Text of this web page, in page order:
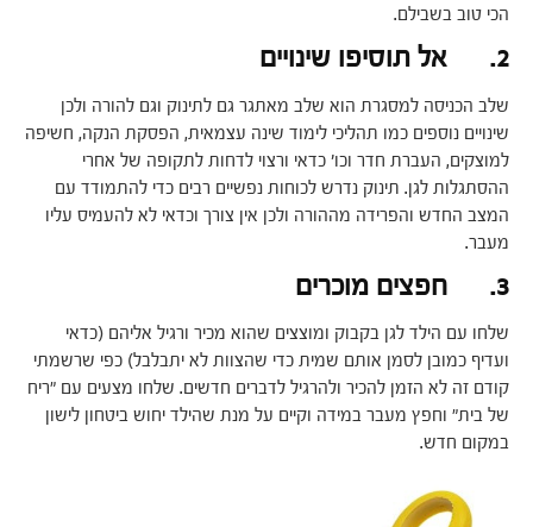
הכי טוב בשבילם.
2. אל תוסיפו שינויים
שלב הכניסה למסגרת הוא שלב מאתגר גם לתינוק וגם להורה ולכן
שינויים נוספים כמו תהליכי לימוד שינה עצמאית, הפסקת הנקה, חשיפה
למוצקים, העברת חדר וכו' כדאי ורצוי לדחות לתקופה של אחרי
ההסתגלות לגן. תינוק נדרש לכוחות נפשיים רבים כדי להתמודד עם
המצב החדש והפרידה מההורה ולכן אין צורך וכדאי לא להעמיס עליו
מעבר.
3. חפצים מוכרים
שלחו עם הילד לגן בקבוק ומוצצים שהוא מכיר ורגיל אליהם (כדאי
ועדיף כמובן לסמן אותם שמית כדי שהצוות לא יתבלבל) כפי שרשמתי
קודם זה לא הזמן להכיר ולהרגיל לדברים חדשים. שלחו מצעים עם "ריח
של בית" וחפץ מעבר במידה וקיים על מנת שהילד יחוש ביטחון לישון
במקום חדש.